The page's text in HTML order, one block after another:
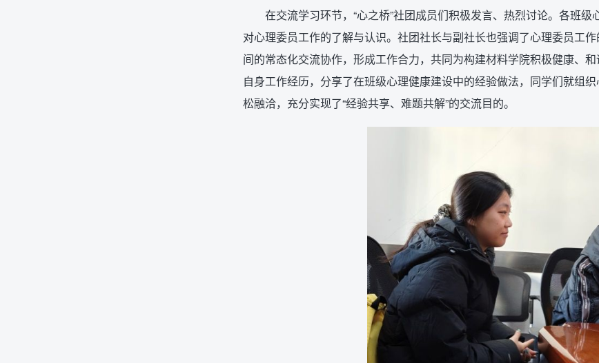
在交流学习环节，“心之桥”社团成员们积极发言、热烈讨论。各班
对心理委员工作的了解与认识。社团社长与副社长也强调了心理委员工
间的常态化交流协作，形成工作合力，共同为构建材料学院积极健康、
自身工作经历，分享了在班级心理健康建设中的经验做法，同学们就组
松融洽，充分实现了“经验共享、难题共解”的交流目的。